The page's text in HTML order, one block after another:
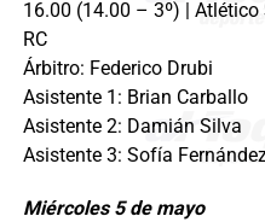
16.00 (14.00 – 3º) |
RC
Árbitro: Federico Drubi
Asistente 1: Brian Carballo
Asistente 2: Damián Silva
Asistente 3: Sofía
Miércoles 5 de mayo